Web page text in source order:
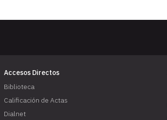
Accesos Directos
Biblioteca
Calificación de Actas
Dialnet